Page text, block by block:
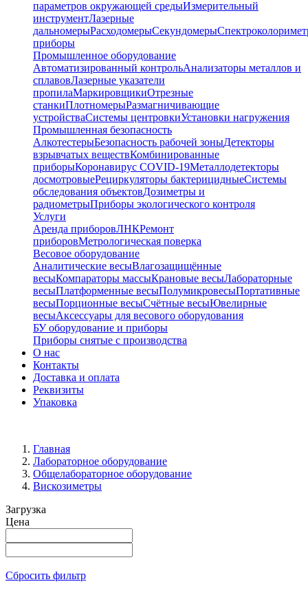
параметров окружающей средыИзмерительный
инструментЛазерные
дальномерыРасходомерыСекундомеры
приборы
Промышленное оборудование
Автоматизированный контрольАнализаторы металлов и
сплавовЛазерные указатели
пропилаМаркировщикиОтрезные
станкиПлотномерыРазмагничивающие
устройстваСистемы центровкиУстановки нагружения
Промышленная безопасность
АлкотестерыБезопасность рабочей зоныДетекторы
взрывчатых веществКомбинированные
приборыКоронавирус COVID-19Металлодетекторы
досмотровыеРециркуляторы бактерицидныеСистемы
обследования объектовДозиметры и
радиометрыПриборы экологического контроля
Услуги
Аренда приборовЛНКРемонт
приборовМетрологическая поверка
Весовое оборудование
Аналитические весыВлагозащищённые
весыКомпараторы массыКрановые весыЛабораторные
весыПлатформенные весыПолумикровесыПортативные
весыПорционные весыСчётные весыЮвелирные
весыАксессуары для весового оборудования
БУ оборудование и приборы
Приборы снятые с производства
О нас
Контакты
Доставка и оплата
Реквизиты
Упаковка
Главная
Лабораторное оборудование
Общелабораторное оборудование
Вискозиметры
Загрузка
Цена
Сбросить фильтр